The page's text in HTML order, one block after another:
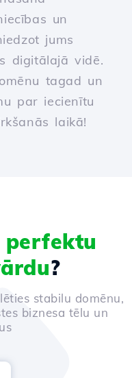
un
jums
digitālajā vidē.
tagad un
par iecienītu
laikā!
perfektu
?
stabilu domēnu,
biznesa tēlu un